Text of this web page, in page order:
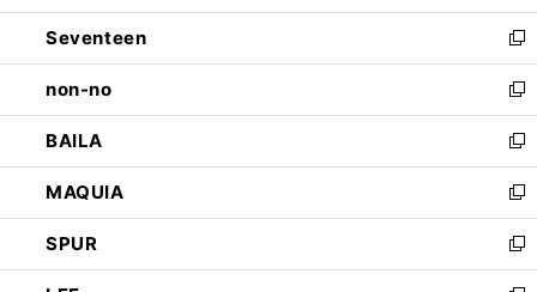
開
く
ウ
で
開
く
ン
ド
ウ
で
開
く
Seventeen
新
し
い
ウ
ィ
ン
ド
ウ
で
開
non-no
新
し
い
ウ
ィ
ン
ド
ウ
BAILA
新
し
い
ウ
ィ
ン
MAQUIA
新
し
い
ウ
SPUR
新
し